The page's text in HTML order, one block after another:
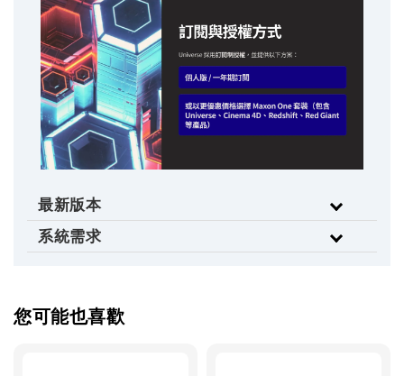
最新版本
系統需求
您可能也喜歡